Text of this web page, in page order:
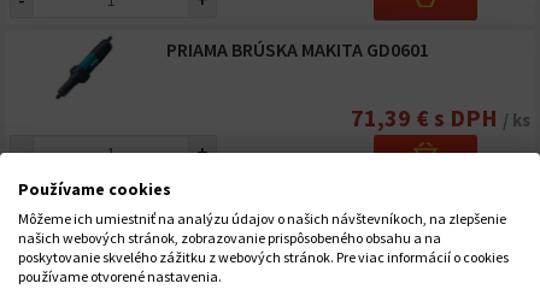
PRIAMA BRÚSKA MAKITA GD0601
71,39 € s DPH / ks
- +
PRIAMA BRÚSKA MAKITA GD0603
68,16 € s DPH
Používame cookies
Môžeme ich umiestniť na analýzu údajov o našich návštevníkoch, na zlepšenie
našich webových stránok, zobrazovanie prispôsobeného obsahu a na
poskytovanie skvelého zážitku z webových stránok. Pre viac informácií o cookies
používame otvorené nastavenia.